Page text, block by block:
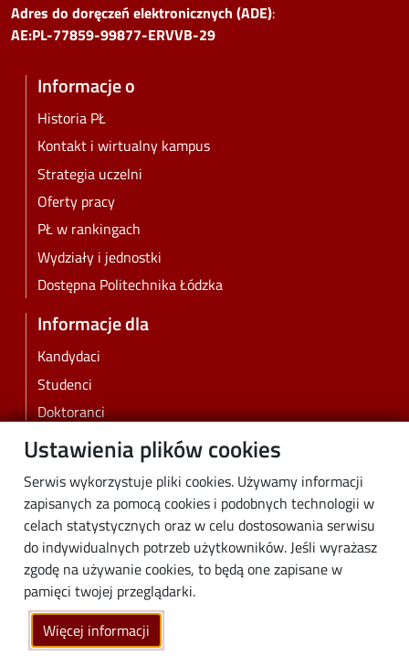
Ustawienia plików cookies
Serwis wykorzystuje pliki cookies. Używamy informacji
zapisanych za pomocą cookies i podobnych technologii w
celach statystycznych oraz w celu dostosowania serwisu
do indywidualnych potrzeb użytkowników. Jeśli wyrażasz
zgodę na używanie cookies, to będą one zapisane w
pamięci twojej przeglądarki.
Więcej informacji
Adres do doręczeń elektronicznych (ADE):
AE:PL-77859-99877-ERVVB-29
Informacje o
Historia PŁ
Kontakt i wirtualny kampus
Strategia uczelni
Oferty pracy
PŁ w rankingach
Wydziały i jednostki
Dostępna Politechnika Łódzka
Informacje dla
Kandydaci
Studenci
Doktoranci
Pracownicy
Biznes
Media
Społeczność lokalna
Linki
Wikamp
Poczta elektroniczna